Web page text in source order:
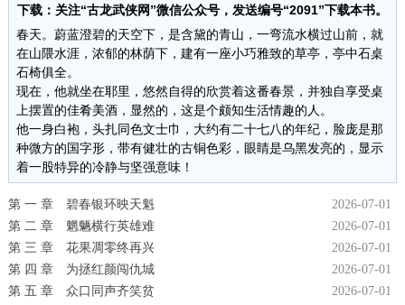
下载：关注“古龙武侠网”微信公众号，发送编号“2091”下载本书。
春天。蔚蓝澄碧的天空下，是含黛的青山，一弯流水横过山前，就
在山隈水涯，浓郁的林荫下，建有一座小巧雅致的草亭，亭中石桌
石椅俱全。
现在，他就坐在耶里，悠然自得的欣赏着这番春景，并独自享受桌
上摆置的佳肴美酒，显然的，这是个颇知生活情趣的人。
他一身白袍，头扎同色文士巾，大约有二十七八的年纪，脸庞是那
种微方的国字形，带有健壮的古铜色彩，眼睛是乌黑发亮的，显示
着一股特异的冷静与坚强意味！
2026-07-01
第 一 章 碧春银环映天魁
2026-07-01
第 二 章 魍魉横行英雄难
2026-07-01
第 三 章 花果凋零终再兴
2026-07-01
第 四 章 为拯红颜闯仇城
2026-07-01
第 五 章 众口同声齐笑贫